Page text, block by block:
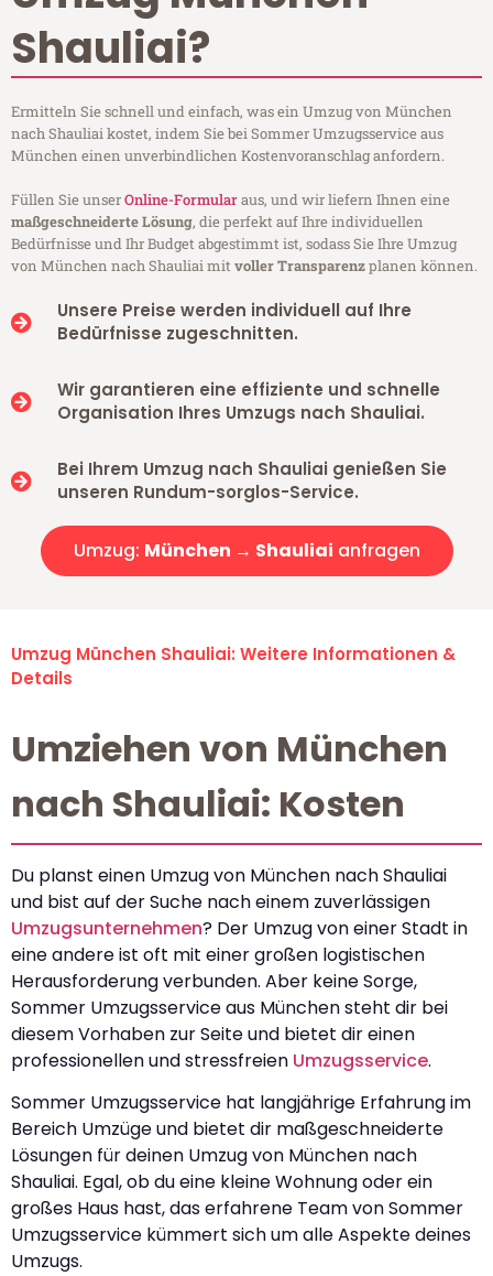
Shauliai?
Ermitteln Sie schnell und einfach, was ein Umzug von München
nach Shauliai kostet, indem Sie bei Sommer Umzugsservice aus
München einen unverbindlichen Kostenvoranschlag anfordern.
Füllen Sie unserOnline-Formularaus, und wir liefern Ihnen eine
maßgeschneiderte Lösung, die perfekt auf Ihre individuellen
Bedürfnisse und Ihr Budget abgestimmt ist, sodass Sie Ihre Umzug
von München nach Shauliai mitvoller Transparenzplanen können.
Unsere Preise werden individuell auf Ihre
Bedürfnisse zugeschnitten.
Wir garantieren eine effiziente und schnelle
Organisation Ihres Umzugs nach Shauliai.
Bei Ihrem Umzug nach Shauliai genießen Sie
unseren Rundum-sorglos-Service.
Umzug: München → Shauliai anfragen
Umzug München Shauliai: Weitere Informationen &
Details
Umziehen von München
nach Shauliai: Kosten
Du planst einen Umzug von München nach Shauliai
und bist auf der Suche nach einem zuverlässigen
Umzugsunternehmen? Der Umzug von einer Stadt in
eine andere ist oft mit einer großen logistischen
Herausforderung verbunden. Aber keine Sorge,
Sommer Umzugsservice aus München steht dir bei
diesem Vorhaben zur Seite und bietet dir einen
professionellen und stressfreien Umzugsservice.
Sommer Umzugsservice hat langjährige Erfahrung im
Bereich Umzüge und bietet dir maßgeschneiderte
Lösungen für deinen Umzug von München nach
Shauliai. Egal, ob du eine kleine Wohnung oder ein
großes Haus hast, das erfahrene Team von Sommer
Umzugsservice kümmert sich um alle Aspekte deines
Umzugs.